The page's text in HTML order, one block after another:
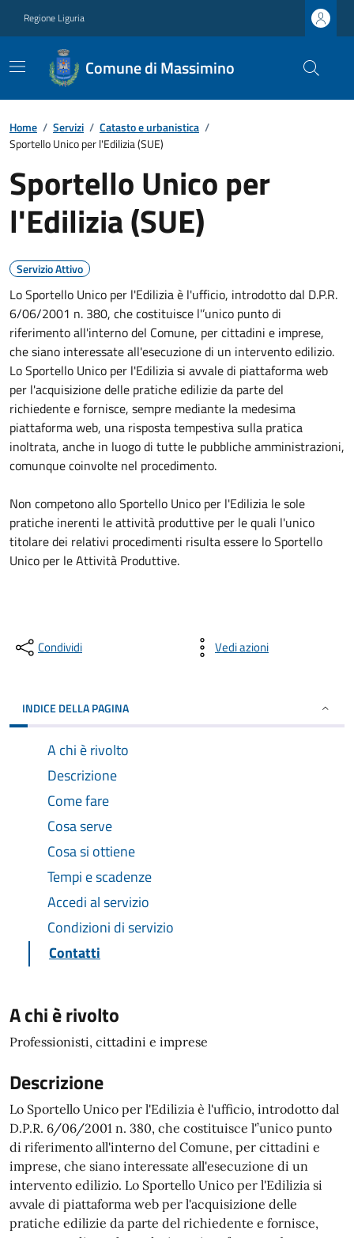
Regione Liguria
Comune di Massimino
Home / Servizi / Catasto e urbanistica /
Sportello Unico per l'Edilizia (SUE)
Sportello Unico per
l'Edilizia (SUE)
Servizio Attivo
Lo Sportello Unico per l'Edilizia è l'ufficio, introdotto dal D.P.R.
6/06/2001 n. 380, che costituisce l'’unico punto di
riferimento all'interno del Comune, per cittadini e imprese,
che siano interessate all'esecuzione di un intervento edilizio.
Lo Sportello Unico per l'Edilizia si avvale di piattaforma web
per l'acquisizione delle pratiche edilizie da parte del
richiedente e fornisce, sempre mediante la medesima
piattaforma web, una risposta tempestiva sulla pratica
inoltrata, anche in luogo di tutte le pubbliche amministrazioni,
comunque coinvolte nel procedimento.
Non competono allo Sportello Unico per l'Edilizia le sole
pratiche inerenti le attività produttive per le quali l'unico
titolare dei relativi procedimenti risulta essere lo Sportello
Unico per le Attività Produttive.
Condividi Vedi azioni
INDICE DELLA PAGINA
A chi è rivolto
Descrizione
Come fare
Cosa serve
Cosa si ottiene
Tempi e scadenze
Accedi al servizio
Condizioni di servizio
Contatti
A chi è rivolto
Professionisti, cittadini e imprese
Descrizione
Lo Sportello Unico per l'Edilizia è l'ufficio, introdotto dal
D.P.R. 6/06/2001 n. 380, che costituisce l'’unico punto
di riferimento all'interno del Comune, per cittadini e
imprese, che siano interessate all'esecuzione di un
intervento edilizio. Lo Sportello Unico per l'Edilizia si
avvale di piattaforma web per l'acquisizione delle
pratiche edilizie da parte del richiedente e fornisce,